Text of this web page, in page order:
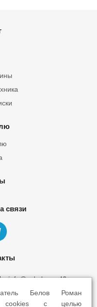
связи
info@yokohama43.ru
5Б
Белов Роман
cookies с целью